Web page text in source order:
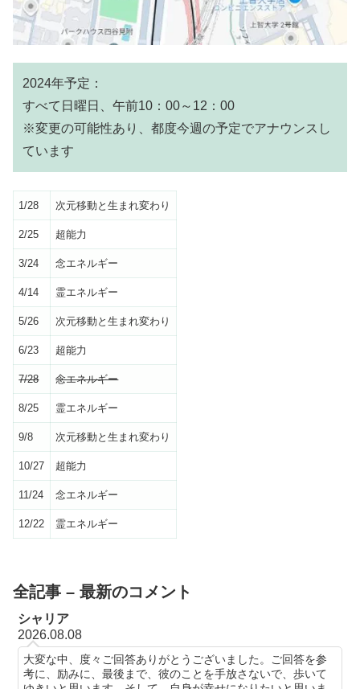
2024年予定：
すべて日曜日、午前10：00～12：00
※変更の可能性あり、都度今週の予定でアナウンスし
ています
1/28 次元移動と生まれ変わり
2/25 超能力
3/24 念エネルギー
4/14 霊エネルギー
5/26 次元移動と生まれ変わり
6/23 超能力
7/28 念エネルギー
8/25 霊エネルギー
9/8 次元移動と生まれ変わり
10/27 超能力
11/24 念エネルギー
12/22 霊エネルギー
全記事 – 最新のコメント
シャリア
2026.08.08
大変な中、度々ご回答ありがとうございました。ご回答を参
考に、励みに、最後まで、彼のことを手放さないで、歩いて